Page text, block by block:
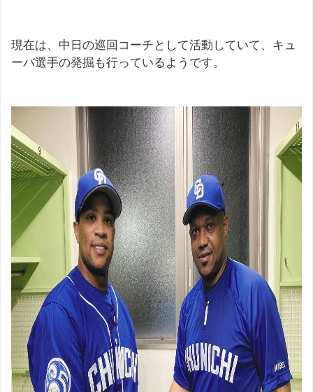
現在は、中日の巡回コーチとして活動していて、キュ
ーバ選手の発掘も行っているようです。